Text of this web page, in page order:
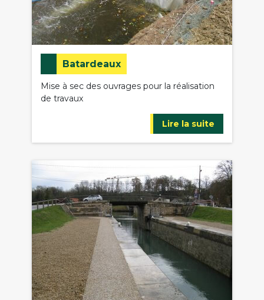
Batardeaux
Mise à sec des ouvrages pour la réalisation
de travaux
Lire la suite